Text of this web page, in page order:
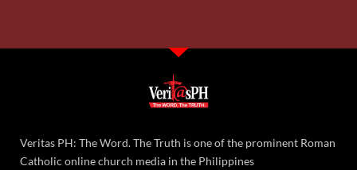
Veritas PH: The Word. The Truth is one of the prominent Roman
Catholic online church media in the Philippines